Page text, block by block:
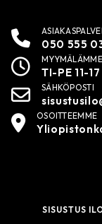
050 555
TI-PE 11-17
SÄHKÖPOSTI
OSOITTEEMME
SISUSTUS